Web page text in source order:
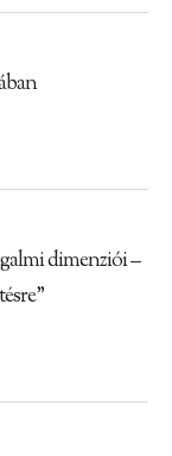
dimenziói –